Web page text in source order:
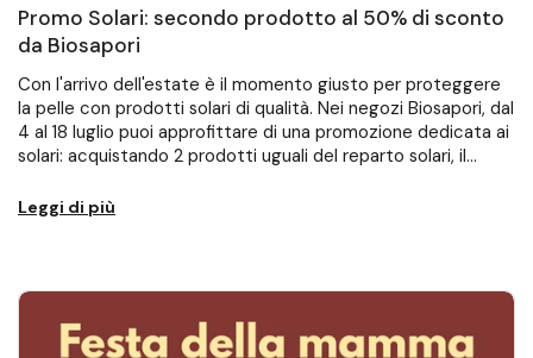
Promo Solari: secondo prodotto al 50% di sconto
da Biosapori
Con l'arrivo dell'estate è il momento giusto per proteggere
la pelle con prodotti solari di qualità. Nei negozi Biosapori, dal
4 al 18 luglio puoi approfittare di una promozione dedicata ai
solari: acquistando 2 prodotti uguali del reparto solari, il...
Leggi di più